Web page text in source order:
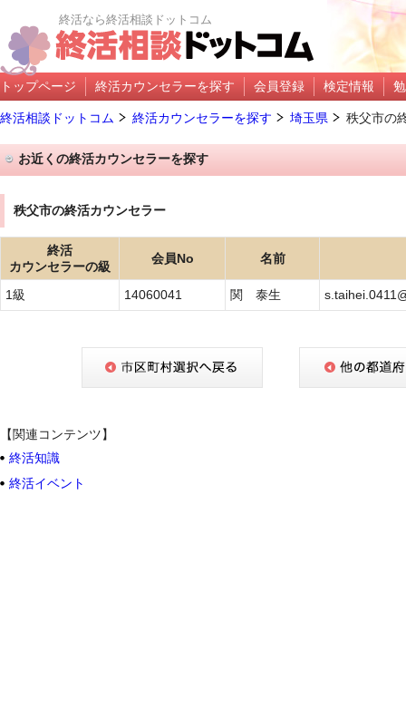
終活なら終活相談ドットコム
トップページ 終活カウンセラーを探す 会員登録 検定情報
終活相談ドットコム 終活カウンセラーを探す 埼玉県 秩父市の
お近くの終活カウンセラーを探す
秩父市の終活カウンセラー
終活
カウンセラーの級
会員No 名前
1級 14060041 関 泰生
【関連コンテンツ】
終活知識
終活イベント